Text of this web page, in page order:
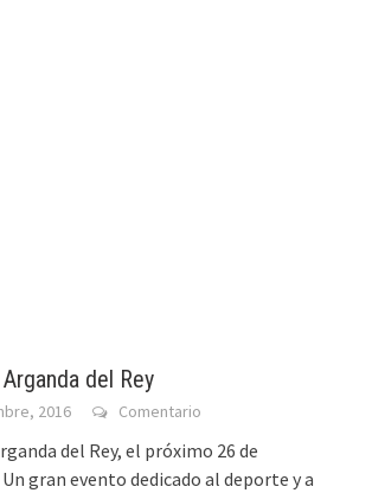
del Rey
2016 Comentario
del Rey, el próximo 26 de
gran evento dedicado al deporte y a